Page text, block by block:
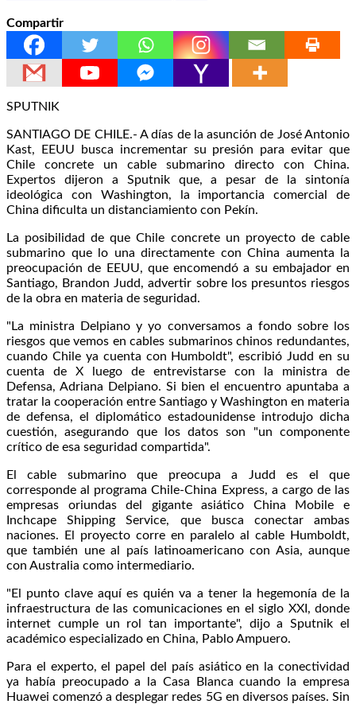
Compartir
SPUTNIK
SANTIAGO DE CHILE.- A días de la asunción de José Antonio
Kast, EEUU busca incrementar su presión para evitar que
Chile concrete un cable submarino directo con China.
Expertos dijeron a Sputnik que, a pesar de la sintonía
ideológica con Washington, la importancia comercial de
China dificulta un distanciamiento con Pekín.
La posibilidad de que Chile concrete un proyecto de cable
submarino que lo una directamente con China aumenta la
preocupación de EEUU, que encomendó a su embajador en
Santiago, Brandon Judd, advertir sobre los presuntos riesgos
de la obra en materia de seguridad.
"La ministra Delpiano y yo conversamos a fondo sobre los
riesgos que vemos en cables submarinos chinos redundantes,
cuando Chile ya cuenta con Humboldt", escribió Judd en su
cuenta de X luego de entrevistarse con la ministra de
Defensa, Adriana Delpiano. Si bien el encuentro apuntaba a
tratar la cooperación entre Santiago y Washington en materia
de defensa, el diplomático estadounidense introdujo dicha
cuestión, asegurando que los datos son "un componente
crítico de esa seguridad compartida".
El cable submarino que preocupa a Judd es el que
corresponde al programa Chile-China Express, a cargo de las
empresas oriundas del gigante asiático China Mobile e
Inchcape Shipping Service, que busca conectar ambas
naciones. El proyecto corre en paralelo al cable Humboldt,
que también une al país latinoamericano con Asia, aunque
con Australia como intermediario.
"El punto clave aquí es quién va a tener la hegemonía de la
infraestructura de las comunicaciones en el siglo XXI, donde
internet cumple un rol tan importante", dijo a Sputnik el
académico especializado en China, Pablo Ampuero.
Para el experto, el papel del país asiático en la conectividad
ya había preocupado a la Casa Blanca cuando la empresa
Huawei comenzó a desplegar redes 5G en diversos países. Sin